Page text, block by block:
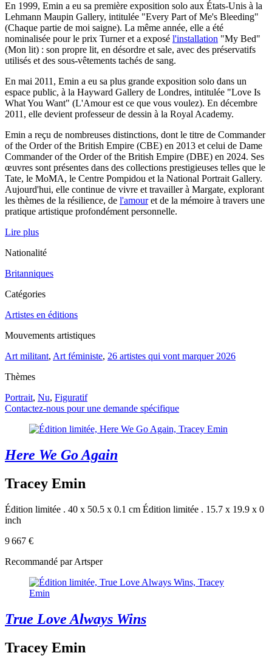
En 1999, Emin a eu sa première exposition solo aux États-Unis à la
Lehmann Maupin Gallery, intitulée "Every Part of Me's Bleeding"
(Chaque partie de moi saigne). La même année, elle a été
nominalisée pour le prix Turner et a exposé l'installation "My Bed"
(Mon lit) : son propre lit, en désordre et sale, avec des préservatifs
utilisés et des sous-vêtements tachés de sang.
En mai 2011, Emin a eu sa plus grande exposition solo dans un
espace public, à la Hayward Gallery de Londres, intitulée "Love Is
What You Want" (L'Amour est ce que vous voulez). En décembre
2011, elle devient professeur de dessin à la Royal Academy.
Emin a reçu de nombreuses distinctions, dont le titre de Commander
of the Order of the British Empire (CBE) en 2013 et celui de Dame
Commander of the Order of the British Empire (DBE) en 2024. Ses
œuvres sont présentes dans des collections prestigieuses telles que le
Tate, le MoMA, le Centre Pompidou et la National Portrait Gallery.
Aujourd'hui, elle continue de vivre et travailler à Margate, explorant
les thèmes de la résilience, de l'amouret de la mémoire à travers une
pratique artistique profondément personnelle.
Lire plus
Nationalité
Britanniques
Catégories
Artistes en éditions
Mouvements artistiques
Art militant, Art féministe, 26 artistes qui vont marquer 2026
Thèmes
Portrait, Nu, Figuratif
Contactez-nous pour une demande spécifique
Here We Go Again
Tracey Emin
Édition limitée . 40 x 50.5 x 0.1 cm Édition limitée . 15.7 x 19.9 x 0
inch
9 667 €
Recommandé par Artsper
True Love Always Wins
Tracey Emin